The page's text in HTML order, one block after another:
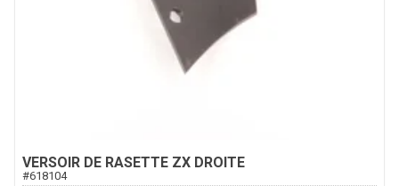
VERSOIR DE RASETTE ZX DROITE
#618104